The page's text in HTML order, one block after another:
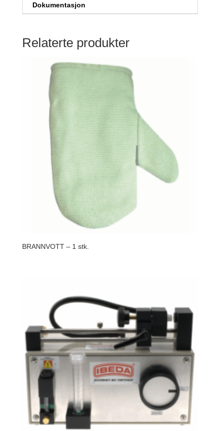
Dokumentasjon
Relaterte produkter
BRANNVOTT – 1 stk.